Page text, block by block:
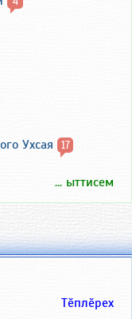
Ухсая 17
... ыттисем
Тӗплӗрех